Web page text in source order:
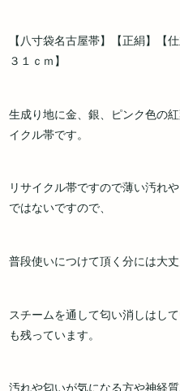
【八寸袋名古屋帯】【正絹】【
３１ｃｍ】
生成り地に金、銀、ピンク色の
イクル帯です。
リサイクル帯ですので薄い汚れ
ではないですので、
普段使いにつけて頂く分には大丈
スチームを通して匂い消しはし
も残っています。
汚れや匂いが気になる方や神経質